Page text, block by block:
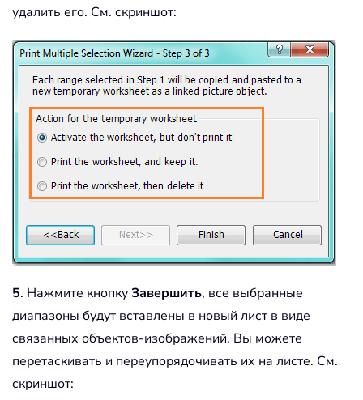
удалить его. См. скриншот:
5. Нажмите кнопкуЗавершить, все выбранные
диапазоны будут вставлены в новый лист в виде
связанных объектов-изображений. Вы можете
перетаскивать и переупорядочивать их на листе. См.
скриншот: